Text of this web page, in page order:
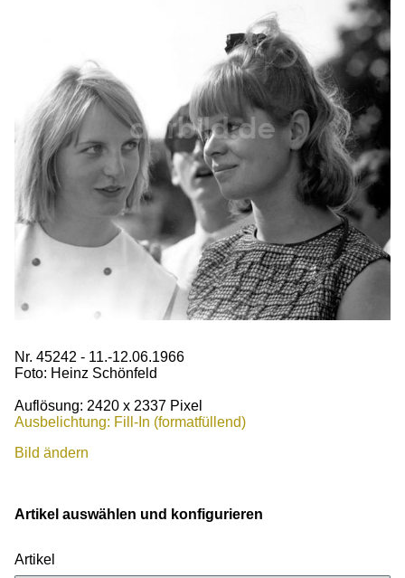
Nr. 45242 - 11.-12.06.1966
Foto: Heinz Schönfeld
Auflösung: 2420 x 2337 Pixel
Ausbelichtung: Fill-In (formatfüllend)
Bild ändern
Artikel auswählen und konfigurieren
Artikel